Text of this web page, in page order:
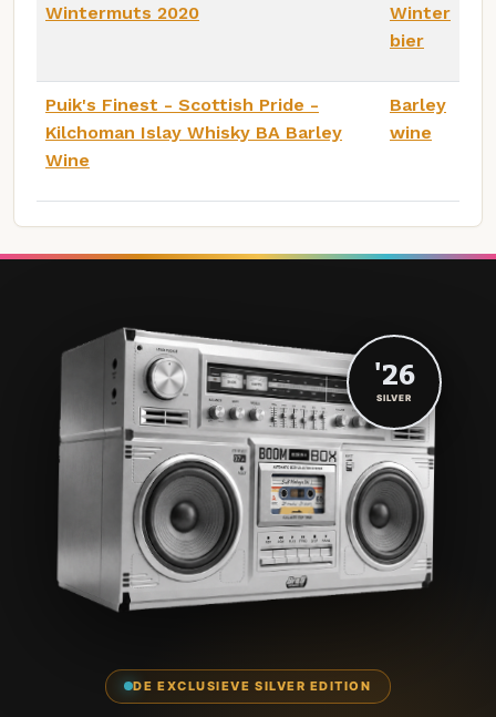
Wintermuts 2020
Winter
bier
Puik's Finest - Scottish Pride -
Kilchoman Islay Whisky BA Barley
Wine
Barley
wine
DE EXCLUSIEVE SILVER EDITION
'26
SILVER